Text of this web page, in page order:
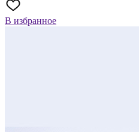
В избранное